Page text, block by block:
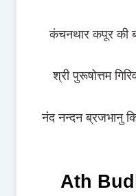
कंचनथार कपूर की
श्री पुरूषोत्तम
नंद नन्दन ब्रजभानु
Ath